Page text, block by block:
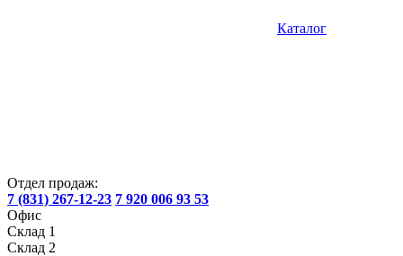
Каталог
Отдел продаж:
7 (831) 267-12-23 7 920 006 93 53
Офис
Склад 1
Склад 2